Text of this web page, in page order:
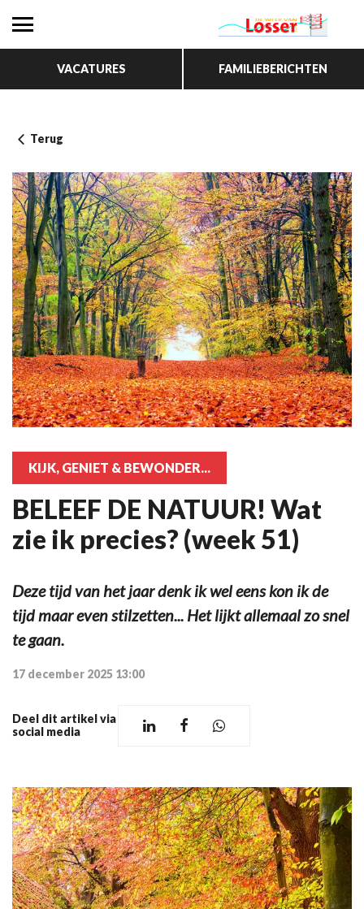
VACATURES FAMILIEBERICHTEN
Terug
KIJK, GENIET & BEWONDER...
BELEEF DE NATUUR! Wat
zie ik precies? (week 51)
Deze tijd van het jaar denk ik wel eens kon ik de
tijd maar even stilzetten... Het lijkt allemaal zo snel
te gaan.
17 december 2025 13:00
Deel dit artikel via
social media